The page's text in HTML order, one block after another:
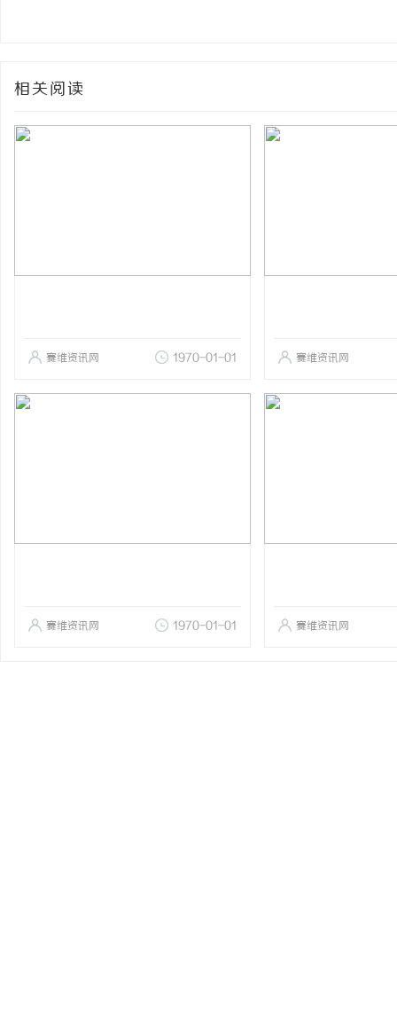
相关阅读
赛维资讯网 1970-01-01 赛维资讯网
赛维资讯网 1970-01-01 赛维资讯网